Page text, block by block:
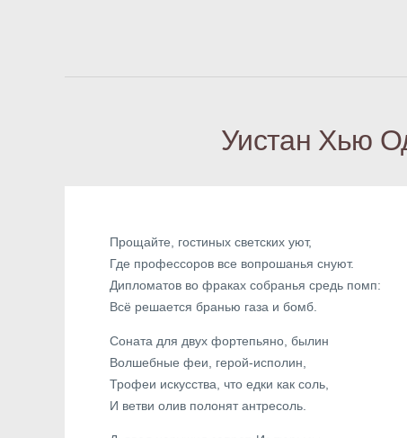
Уистан Хью
Прощайте, гостиных светских уют,
Где профессоров все вопрошанья снуют.
Дипломатов во фраках собранья средь помп:
Всё решается бранью газа и бомб.
Соната для двух фортепьяно, былин
Волшебные феи, герой-исполин,
Трофеи искусства, что едки как соль,
И ветви олив полонят антресоль.